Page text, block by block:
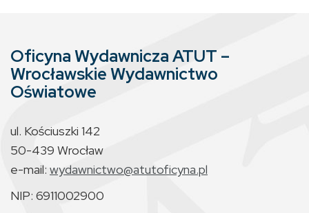
Oficyna Wydawnicza ATUT –
Wrocławskie Wydawnictwo
Oświatowe
ul. Kościuszki 142
50-439 Wrocław
e-mail: wydawnictwo@atutoficyna.pl
NIP: 6911002900